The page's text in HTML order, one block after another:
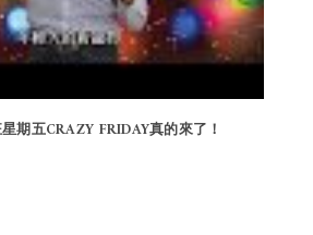
期五CRAZY FRIDAY真的來了！